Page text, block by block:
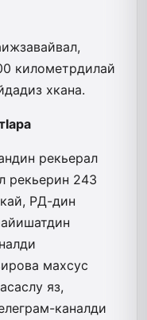
километрдилай
хкана.
рекьерал
рекьерин 243
РД-дин
махсус
яз,
каналди